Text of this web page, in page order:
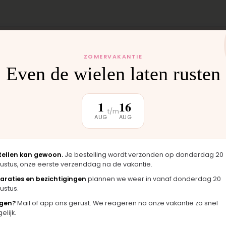
monteren wij het
weer buiten.
er
"Langsgekomen in Moordrecht en het
ZOMERVAKANTIE
Even de wielen laten rusten
1
AUG
t/m16
AUG
kan gewoon. Je bestelling wordt verzonden op donderdag 20
onze eerste verzenddag na de vakantie.
en bezichtigingen plannen we weer in vanaf donderdag 20
Mail of app ons gerust. We reageren na onze vakantie zo snel